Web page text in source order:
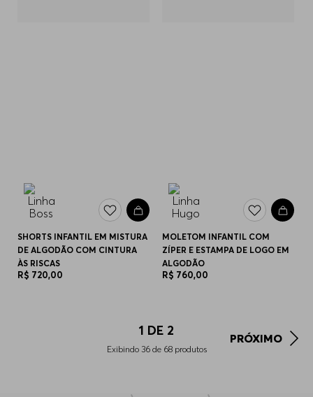
SHORTS INFANTIL EM MISTURA
DE ALGODÃO COM CINTURA
ÀS RISCAS
R$ 720,00
MOLETOM INFANTIL COM
ZÍPER E ESTAMPA DE LOGO EM
ALGODÃO
R$ 760,00
1 DE 2
Exibindo 36de 68produtos
PRÓXIMO